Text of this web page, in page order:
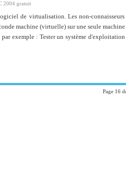
update
2004 gratuit
de virtualisation. Les non-connaisseurs
machine (virtuelle) sur une seule machine
exemple : Tester un système d'exploitation
Page 16